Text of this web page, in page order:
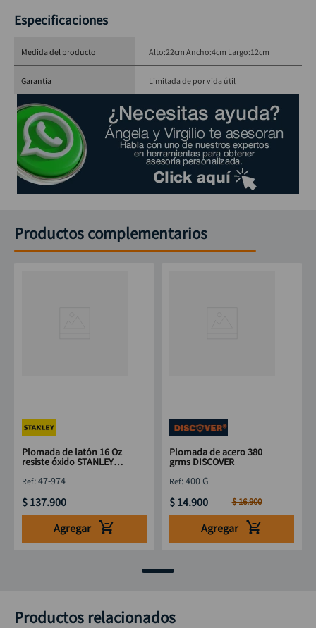
Especificaciones
Medida del producto Alto:22cm Ancho:4cm Largo:12cm
Garantía Limitada de por vida útil
Productos complementarios
Plomada de latón 16 Oz
resiste óxido STANLEY
:47-974
$ 137.900
Agregar
Plomada de acero 380
grms DISCOVER
:400 G
$ 14.900 $16.900
Agregar
Productos relacionados